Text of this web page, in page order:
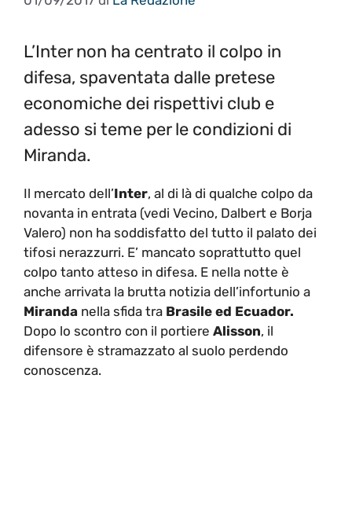
L’Inter non ha centrato il colpo in
difesa, spaventata dalle pretese
economiche dei rispettivi club e
adesso si teme per le condizioni di
Miranda.
Il mercato dell’Inter, al di là di qualche colpo da
novanta in entrata (vedi Vecino, Dalbert e Borja
Valero) non ha soddisfatto del tutto il palato dei
tifosi nerazzurri. E’ mancato soprattutto quel
colpo tanto atteso in difesa. E nella notte è
anche arrivata la brutta notizia dell’infortunio a
Miranda nella sfida tra Brasile ed Ecuador.
Dopo lo scontro con il portiere Alisson, il
difensore è stramazzato al suolo perdendo
conoscenza.